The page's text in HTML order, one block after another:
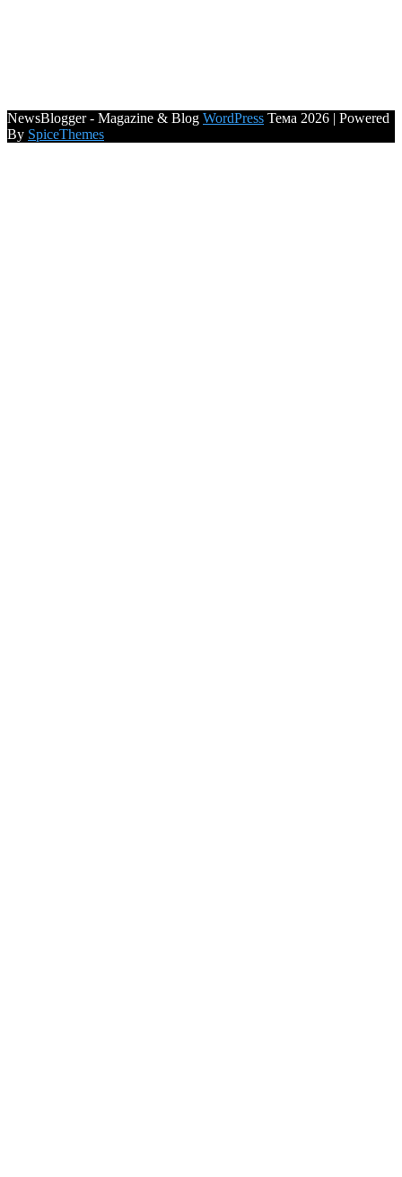
NewsBlogger - Magazine & Blog WordPress Тема 2026 | Powered
By SpiceThemes